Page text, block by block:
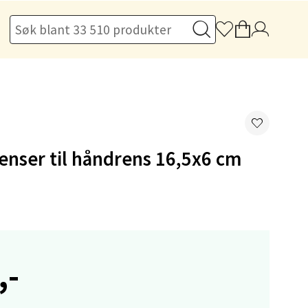
til håndrens 16,5x6 cm